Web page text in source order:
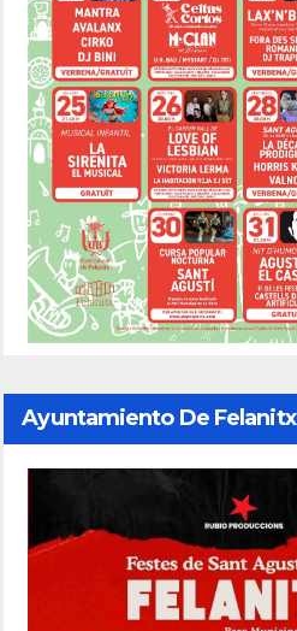
Ayuntamiento De Felanitx